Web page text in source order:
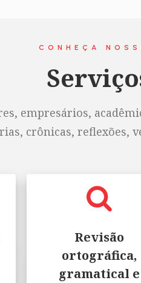
CONHEÇA
empresários,
crônicas,
Revisão
ortográfica,
gramatical e